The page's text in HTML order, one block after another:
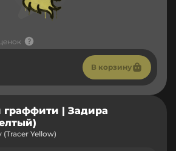
В корзину
граффити | Задира
(Tracer Yellow)